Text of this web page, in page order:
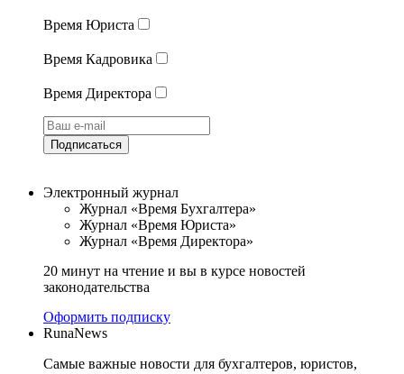
Время Юриста
Время Кадровика
Время Директора
Подписаться
Электронный журнал
Журнал «Время Бухгалтера»
Журнал «Время Юриста»
Журнал «Время Директора»
20 минут на чтение и вы в курсе новостей
законодательства
Оформить подписку
RunaNews
Самые важные новости для бухгалтеров, юристов,